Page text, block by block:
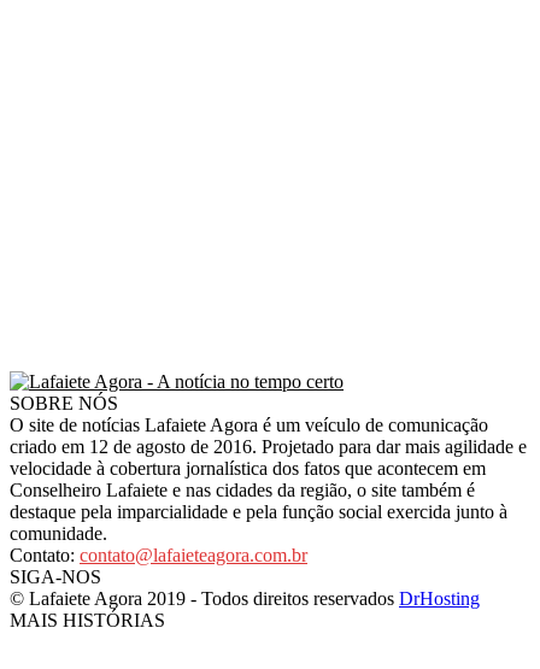
SOBRE NÓS
O site de notícias Lafaiete Agora é um veículo de comunicação
criado em 12 de agosto de 2016. Projetado para dar mais agilidade e
velocidade à cobertura jornalística dos fatos que acontecem em
Conselheiro Lafaiete e nas cidades da região, o site também é
destaque pela imparcialidade e pela função social exercida junto à
comunidade.
Contato: contato@lafaieteagora.com.br
SIGA-NOS
© Lafaiete Agora 2019 - Todos direitos reservados DrHosting
MAIS HISTÓRIAS